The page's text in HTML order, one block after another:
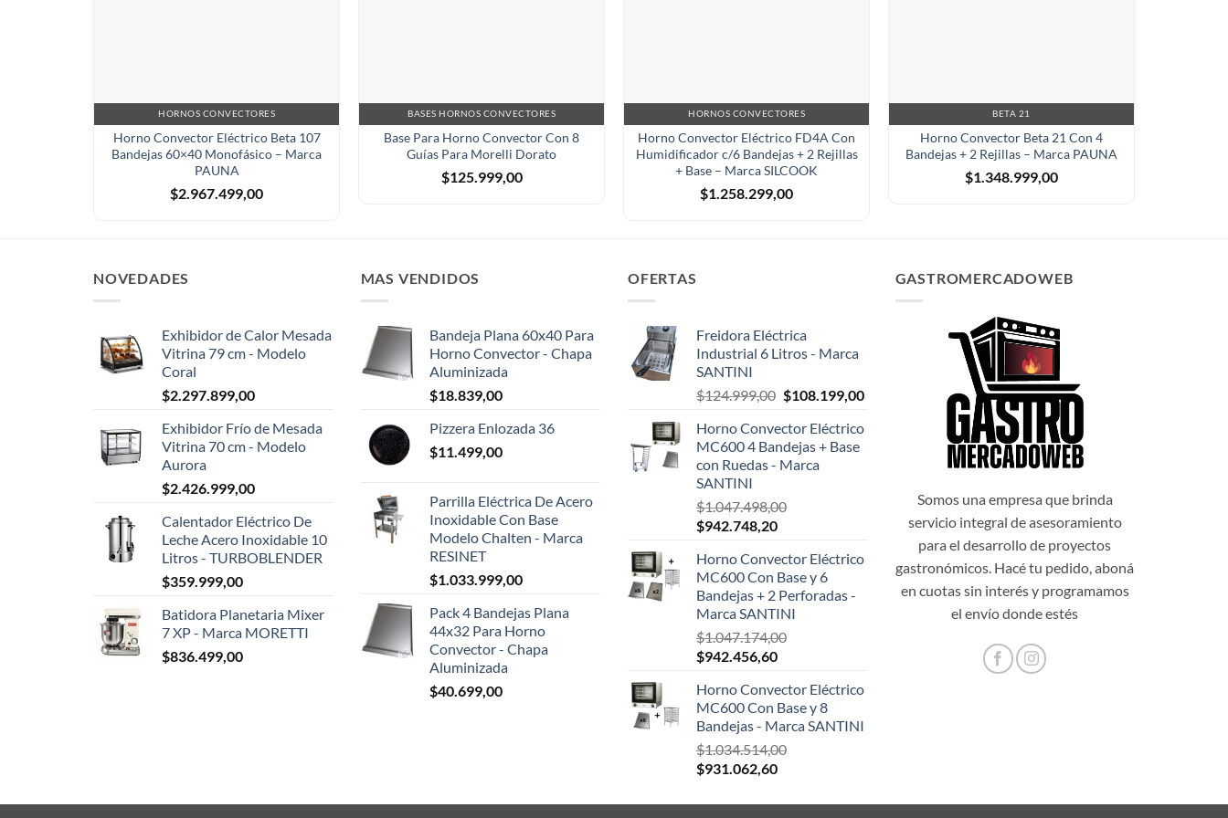
HORNOS CONVECTORES
Horno Convector Eléctrico Beta 107
Bandejas 60×40 Monofásico – Marca
PAUNA
$2.967.499,00
BASES HORNOS CONVECTORES
Base Para Horno Convector Con 8
Guías Para Morelli Dorato
$125.999,00
HORNOS CONVECTORES
Horno Convector Eléctrico FD4A Con
Humidificador c/6 Bandejas + 2 Rejillas
+ Base – Marca SILCOOK
$1.258.299,00
BETA 21
Horno Convector Beta 21 Con 4
Bandejas + 2 Rejillas – Marca PAUNA
$1.348.999,00
NOVEDADES
Exhibidor de Calor Mesada
Vitrina 79 cm - Modelo
Coral
$2.297.899,00
Exhibidor Frío de Mesada
Vitrina 70 cm - Modelo
Aurora
$2.426.999,00
Calentador Eléctrico De
Leche Acero Inoxidable 10
Litros - TURBOBLENDER
$359.999,00
Batidora Planetaria Mixer
7 XP - Marca MORETTI
$836.499,00
MAS VENDIDOS
Bandeja Plana 60x40 Para
Horno Convector - Chapa
Aluminizada
$18.839,00
Pizzera Enlozada 36
$11.499,00
Parrilla Eléctrica De Acero
Inoxidable Con Base
Modelo Chalten - Marca
RESINET
$1.033.999,00
Pack 4 Bandejas Plana
44x32 Para Horno
Convector - Chapa
Aluminizada
$40.699,00
OFERTAS
Freidora Eléctrica
Industrial 6 Litros - Marca
SANTINI
$124.999,00 El
original
era:
$124.999,00.
$108.199,00El
actual
Horno Convector Eléctrico
MC600 4 Bandejas + Base
con Ruedas - Marca
SANTINI
$1.047.498,00
El
original
era:
$1.047.498,00.
$942.748,20El
actual
es:
$942.748,20.
Horno Convector Eléctrico
MC600 Con Base y 6
Bandejas + 2 Perforadas -
Marca SANTINI
$1.047.174,00
El
original
era:
$1.047.174,00.
$942.456,60El
actual
es:
$942.456,60.
Horno Convector Eléctrico
MC600 Con Base y 8
Bandejas - Marca SANTINI
$1.034.514,00
El
original
$931.062,60El
actual
GASTROMERCADOWEB
Somos una empresa que brinda
servicio integral de asesoramiento
para el desarrollo de proyectos
gastronómicos. Hacé tu pedido, aboná
en cuotas sin interés y programamos
el envío donde estés